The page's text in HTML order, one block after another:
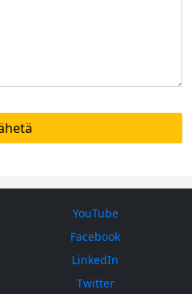
YouTube
Facebook
LinkedIn
Twitter